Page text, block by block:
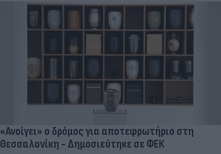
«Ανοίγει» ο δρόμος για αποτεφρωτήριο στη
Θεσσαλονίκη - Δημοσιεύτηκε σε ΦΕΚ